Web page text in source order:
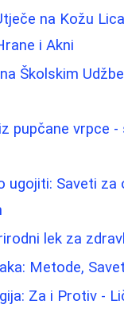
na Kožu
i Akni
Školskim
pupčane vrpce
ugojiti: Saveti za
lek za
Metode,
Za i Protiv -